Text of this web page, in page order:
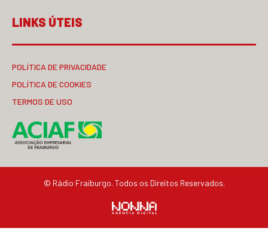
LINKS ÚTEIS
POLÍTICA DE PRIVACIDADE
POLÍTICA DE COOKIES
TERMOS DE USO
© Rádio Fraiburgo. Todos os Direitos Reservados.